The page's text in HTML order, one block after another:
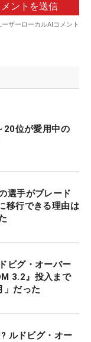
20位が愛用中の
選手がブレード
移行できる理由は
ビグ・オーバー
3.2』投入まで
」だった
ルドビグ・オー